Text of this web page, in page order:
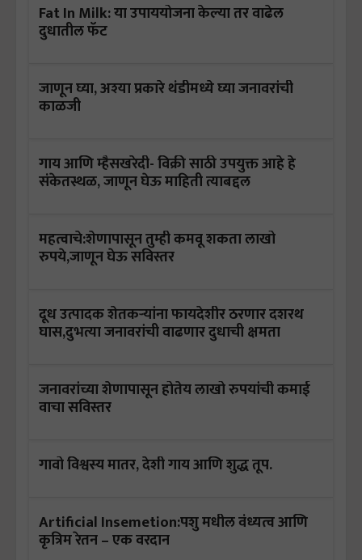
Fat In Milk: या उपाययोजना केल्या तर वाढेल
दुधातील फॅट
जाणून घ्या, अश्या प्रकारे थंडीमध्ये घ्या जनावरांची
काळजी
गाय आणि म्हैसखरेदी- विक्री साठी उपयुक्त आहे हे
संकेतस्थळ, जाणून घेऊ माहिती त्याबद्दल
महत्वाचे:शेणापासून तुम्ही कमवू शकता लाखो
रुपये,जाणून घेऊ सविस्तर
दूध उत्पादक शेतकऱ्यांना फायदेशीर ठरणार दशरथ
घास,दुभत्या जनावरांची वाढणार दुधाची क्षमता
जनावरांच्या शेणापासून होतेय लाखो रुपयांची कमाई
वाचा सविस्तर
गावो विश्वस्य मातर, देशी गाय आणि शुद्ध तूप.
Artificial Insemetion:पशु मधील वंध्यत्व आणि
कृत्रिम रेतन – एक वरदान